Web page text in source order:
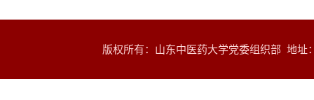
版权所有：山东中医药大学党委组织部 地址